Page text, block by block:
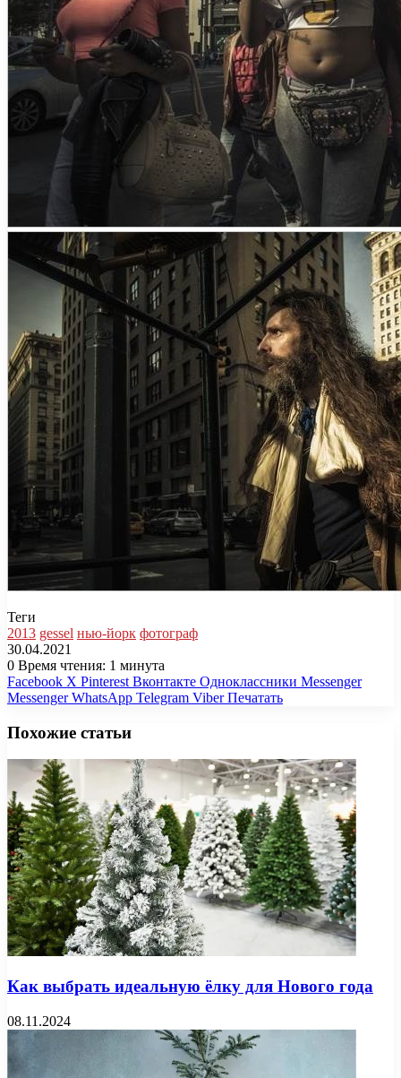
Теги
2013 gessel нью-йорк фотограф
30.04.2021
0 Время чтения: 1 минута
Facebook X Pinterest Вконтакте Одноклассники Messenger
Messenger WhatsApp Telegram Viber Печатать
Похожие статьи
Как выбрать идеальную ёлку для Нового года
08.11.2024